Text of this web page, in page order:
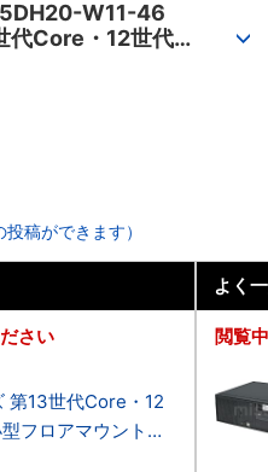
W11-46
代Core・12世代
ント4PCIe
稿ができます）
さい
第13世代Core・12
フロアマウント
よく
閲覧